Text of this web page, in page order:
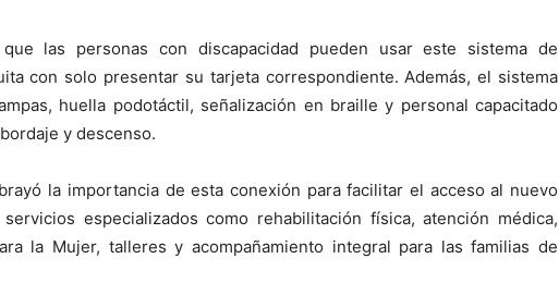
las personas con discapacidad pueden usar este sistema de
con solo presentar su tarjeta correspondiente. Además, el sistema
huella podotáctil, señalización en braille y personal capacitado
y descenso.
la importancia de esta conexión para facilitar el acceso al nuevo
especializados como rehabilitación física, atención médica,
la Mujer, talleres y acompañamiento integral para las familias de